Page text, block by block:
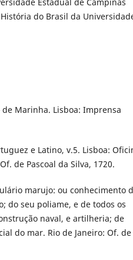
do Brasil da
de Marinha. Lisboa: Imprensa
e Latino, v.5. Lisboa:
de Pascoal da Silva, 1720.
marujo: ou conhecimento
do seu poliame, e de todos os
naval, e artilheria; de
do mar. Rio de Janeiro: Of. de